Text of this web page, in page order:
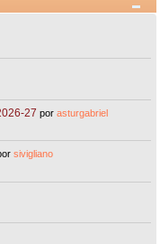
27 porasturgabriel
sivigliano